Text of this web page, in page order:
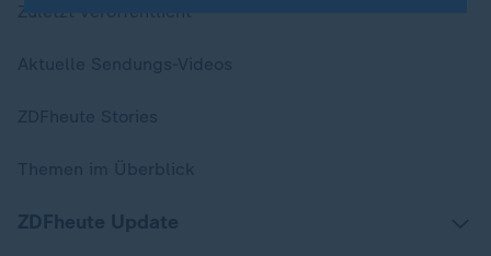
Zuletzt veröffentlicht